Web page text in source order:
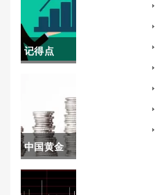
记得点
货喊单新
华（帮助
交易者把
中国黄金
期货实时